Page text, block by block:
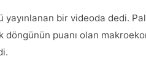
bir videoda dedi.
puanı olan